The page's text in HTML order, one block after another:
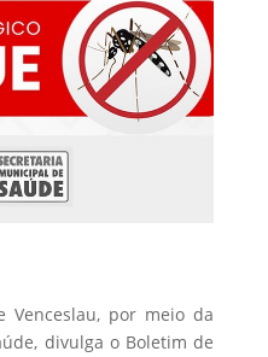
Venceslau, por meio da
divulga o Boletim de